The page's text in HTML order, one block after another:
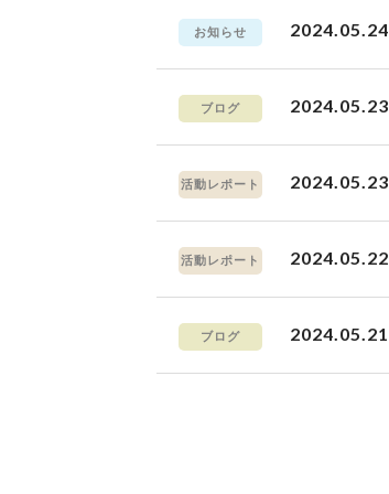
お知らせ 2024.05.24
ブログ 2024.05.23
活動レポート 2024.05.23
活動レポート 2024.05.22
ブログ 2024.05.21